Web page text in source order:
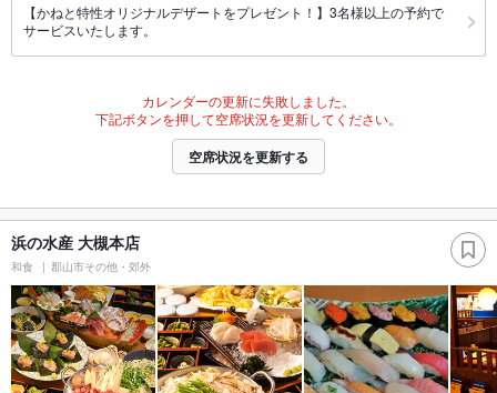
【かねと特性オリジナルデザートをプレゼント！】3名様以上の予約で
サービスいたします。
カレンダーの更新に失敗しました。
下記ボタンを押して空席状況を更新してください。
空席状況を更新する
浜の水産 大槻本店
和食 郡山市その他・郊外